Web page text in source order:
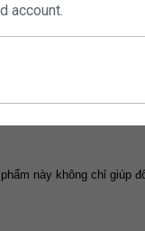
decopro cũng
tế, thể hiện sự quan
này không chỉ
account.